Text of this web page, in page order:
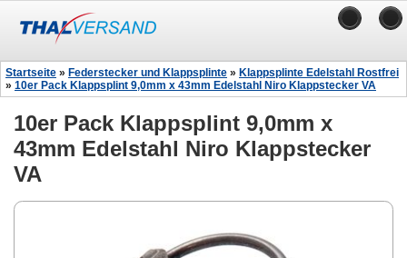
Startseite » Federstecker und Klappsplinte » Klappsplinte Edelstahl Rostfrei
» 10er Pack Klappsplint 9,0mm x 43mm Edelstahl Niro Klappstecker VA
10er Pack Klappsplint 9,0mm x
43mm Edelstahl Niro Klappstecker
VA